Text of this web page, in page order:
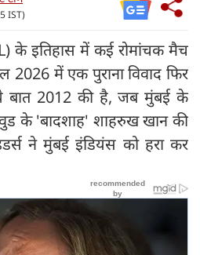
IST)
के इतिहास में कई रोमांचक मैच
में एक पुराना विवाद फिर
बात 2012 की है, जब मुंबई के
के 'बादशाह' शाहरुख खान की
ने मुंबई इंडियंस को हरा कर